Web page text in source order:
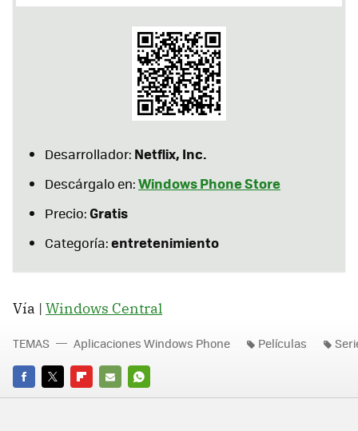
Desarrollador: Netflix, Inc.
Descárgalo en:Windows Phone Store
Precio:Gratis
Categoría:entretenimiento
Vía | Windows Central
FACEBOOK
TWITTERFLIPBOARD
E-
WHATSAPP
TEMAS Aplicaciones Windows Phone Películas